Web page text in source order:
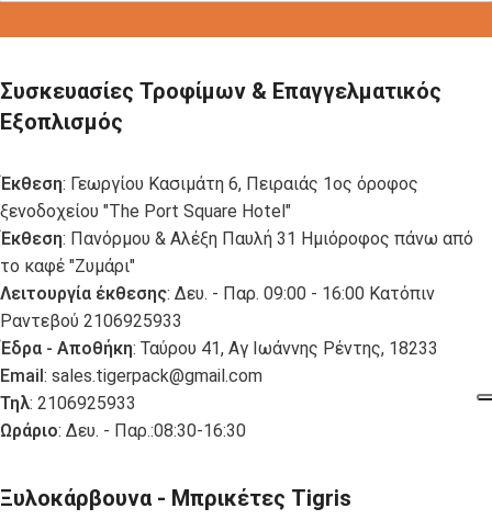
Συσκευασίες Τροφίμων & Επαγγελματικός
Εξοπλισμός
Έκθεση: Γεωργίου Κασιμάτη 6, Πειραιάς 1ος όροφος
ξενοδοχείου "The Port Square Hotel"
Έκθεση: Πανόρμου & Αλέξη Παυλή 31 Ημιόροφος πάνω από
το καφέ "Ζυμάρι"
Λειτουργία έκθεσης: Δευ. - Παρ. 09:00 - 16:00 Κατόπιν
Ραντεβού 2106925933
Έδρα - Αποθήκη: Ταύρου 41, Αγ Ιωάννης Ρέντης, 18233
Email : sales.tigerpack@gmail.com
Τηλ: 2106925933
Ωράριο: Δευ. - Παρ.:08:30-16:30
Ξυλοκάρβουνα - Μπρικέτες Tigris